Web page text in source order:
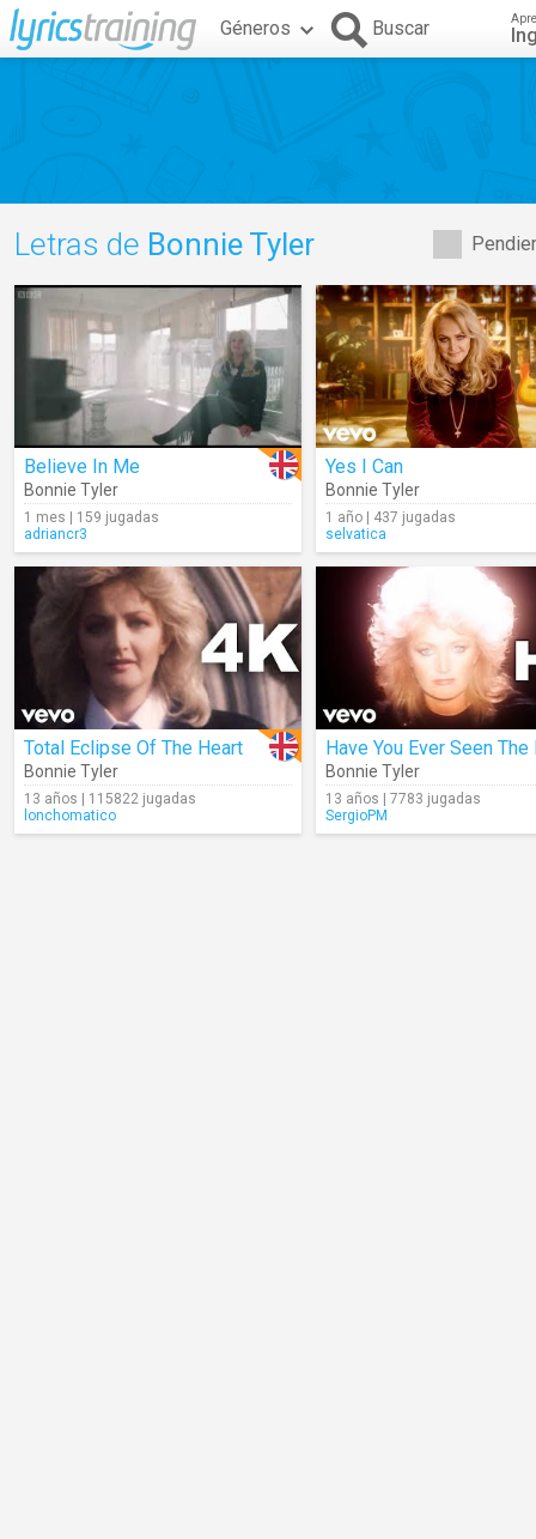
Géneros Buscar
Letras de Bonnie Tyler
Believe In Me
Bonnie Tyler
1 mes | 159 jugadas
adriancr3
Yes I Can
Bonnie Tyler
1 año | 437 jugadas
selvatica
Total Eclipse Of The Heart
Bonnie Tyler
13 años | 115822 jugadas
lonchomatico
Bonnie Tyler
13 años | 7783 jugadas
SergioPM